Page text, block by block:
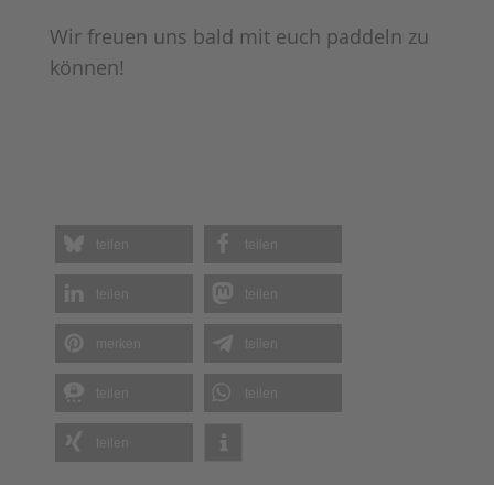
Wir freuen uns bald mit euch paddeln zu
können!